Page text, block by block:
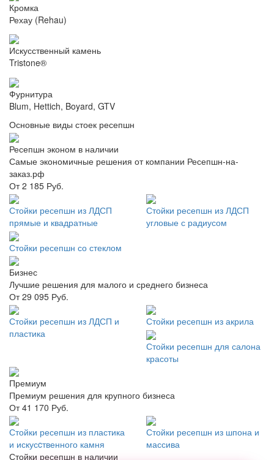
Кромка
Рехау (Rehau)
Искусственный камень
Tristone®
Фурнитура
Blum, Hettich, Boyard, GTV
Основные виды стоек ресепшн
Ресепшн эконом в наличии
Самые экономичные решения от компании Ресепшн-на-
заказ.рф
От 2 185 Руб.
Стойки ресепшн из ЛДСП
прямые и квадратные
Стойки ресепшн из ЛДСП
угловые с радиусом
Стойки ресепшн со стеклом
Бизнес
Лучшие решения для малого и среднего бизнеса
От 29 095 Руб.
Стойки ресепшн из ЛДСП и
пластика
Стойки ресепшн из акрила
Стойки ресепшн для салона
красоты
Премиум
Премиум решения для крупного бизнеса
От 41 170 Руб.
Стойки ресепшн из пластика
и искусcтвенного камня
Стойки ресепшн из шпона и
массива
Стойки ресепшн в наличии